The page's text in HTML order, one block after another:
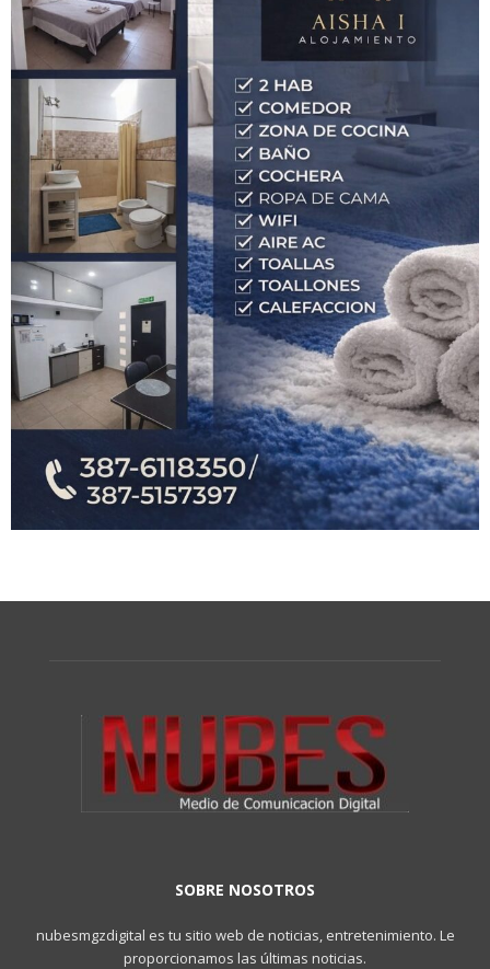
SOBRE NOSOTROS
nubesmgzdigital es tu sitio web de noticias, entretenimiento. Le
proporcionamos las últimas noticias.